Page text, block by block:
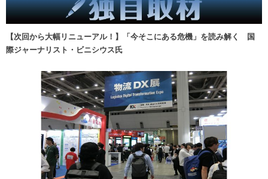
【次回から大幅リニューアル！】「今そこにある危機」を読み解く 国
際ジャーナリスト・ビニシウス氏